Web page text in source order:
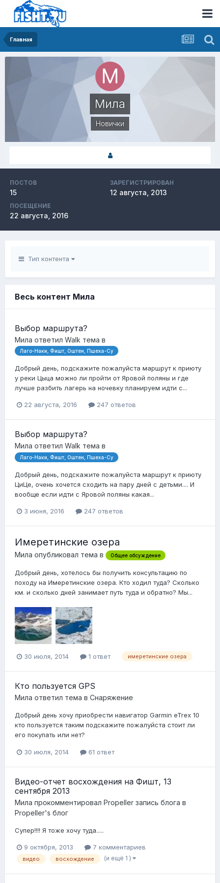
Главная
Мила
Новички
ПОСТОВ
15
ЗАРЕГИСТРИРОВАН
12 августа, 2013
ПОСЕЩЕНИЕ
22 августа, 2016
Тип контента
Весь контент Мила
Выбор маршрута?
Мила ответил Walk тема в
Лаго-Наки, Фишт, Оштен, Пшеха-Су
Добрый день, подскажите пожалуйста маршрут к приюту
у реки Цыца можно ли пройти от Яровой поляны и где
лучше разбить лагерь на ночевку планируем идти с...
22 августа, 2016 247 ответов
Выбор маршрута?
Мила ответил Walk тема в
Лаго-Наки, Фишт, Оштен, Пшеха-Су
Добрый день, подскажите пожалуйста маршрут к приюту
ЦиЦе, очень хочется сходить на пару дней с детьми.... И
вообще если идти с Яровой поляны какая...
3 июня, 2016 247 ответов
Имеретинские озера
Мила опубликовал тема в Общее обсуждение
Добрый день, хотелось бы получить консультацию по
походу на Имеретинские озера. Кто ходил туда? Сколько
км. и сколько дней занимает путь туда и обратно? Мы...
30 июля, 2014 1 ответ имеретинские озера
Кто пользуется GPS
Мила ответил тема в Снаряжение
Добрый день хочу приобрести навигатор Garmin eTrex 10
кто пользуется таким подскажите пожалуйста стоит ли
его покупать или нет?
30 июля, 2014 61 ответ
Видео-отчет восхождения на Фишт, 13
сентября 2013
Мила прокомментировал Propeller запись блога в
Propeller's блог
Супер!!!! Я тоже хочу туда.....
9 октября, 2013 7 комментариев
видео восхождение (и ещё 1 )